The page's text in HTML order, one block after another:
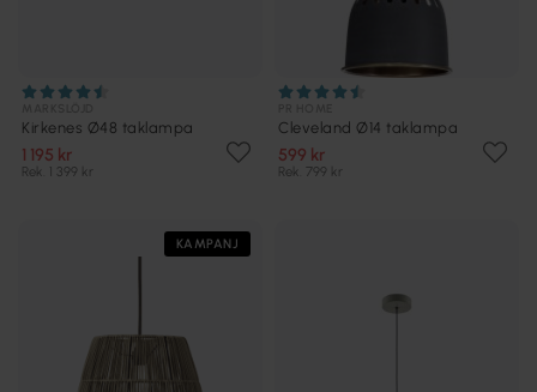
Kirkenes Ø48 taklampa
1 195 kr
Rek. 1 399 kr
Cleveland Ø14 taklampa
599 kr
Rek. 799 kr
KAMPANJ